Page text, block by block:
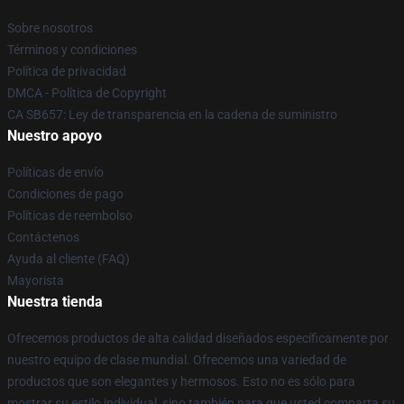
Sobre nosotros
Términos y condiciones
Política de privacidad
DMCA - Política de Copyright
CA SB657: Ley de transparencia en la cadena de suministro
Nuestro apoyo
Políticas de envío
Condiciones de pago
Políticas de reembolso
Contáctenos
Ayuda al cliente (FAQ)
Mayorista
Nuestra tienda
Ofrecemos productos de alta calidad diseñados específicamente por
nuestro equipo de clase mundial. Ofrecemos una variedad de
productos que son elegantes y hermosos. Esto no es sólo para